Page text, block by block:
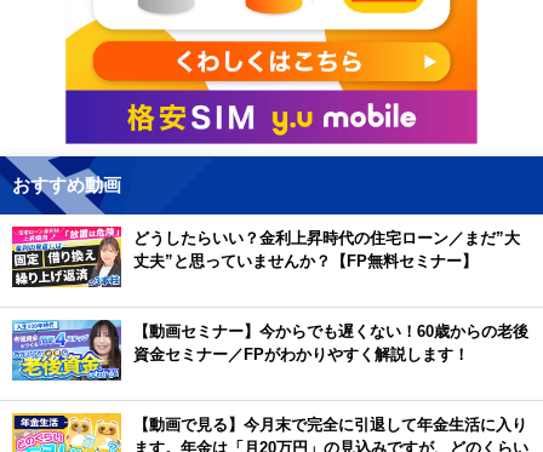
おすすめ動画
どうしたらいい？金利上昇時代の住宅ローン／まだ”大
丈夫”と思っていませんか？【FP無料セミナー】
【動画セミナー】今からでも遅くない！60歳からの老後
資金セミナー／FPがわかりやすく解説します！
【動画で見る】今月末で完全に引退して年金生活に入り
ます。年金は「月20万円」の見込みですが、どのくらい